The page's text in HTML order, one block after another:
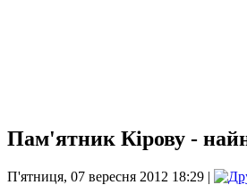
Пам'ятник Кірову -
П'ятниця, 07 вересня 2012 18:29 |